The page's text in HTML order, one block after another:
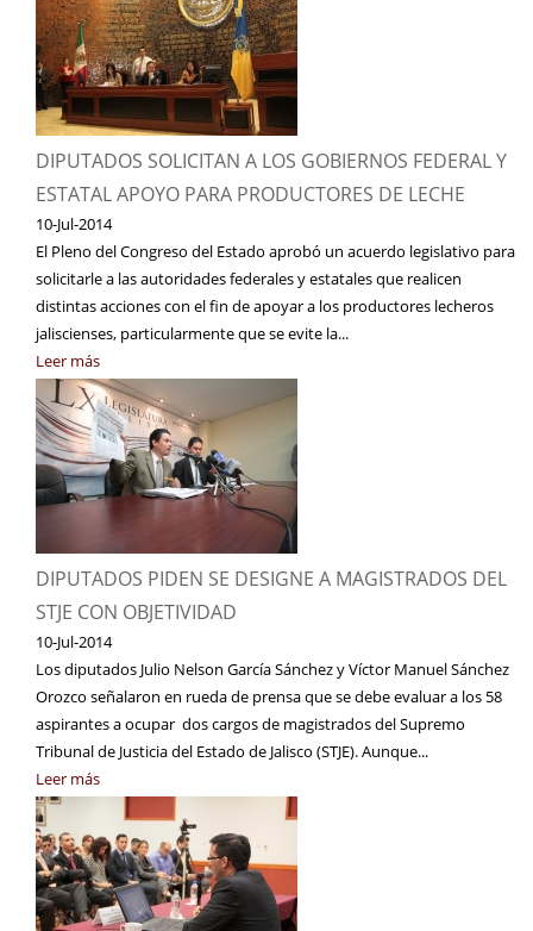
DIPUTADOS SOLICITAN A LOS GOBIERNOS FEDERAL Y
ESTATAL APOYO PARA PRODUCTORES DE LECHE
10-Jul-2014
El Pleno del Congreso del Estado aprobó un acuerdo legislativo para
solicitarle a las autoridades federales y estatales que realicen
distintas acciones con el fin de apoyar a los productores lecheros
jaliscienses, particularmente que se evite la...
Leer más
DIPUTADOS PIDEN SE DESIGNE A MAGISTRADOS DEL
STJE CON OBJETIVIDAD
10-Jul-2014
Los diputados Julio Nelson García Sánchez y Víctor Manuel Sánchez
Orozco señalaron en rueda de prensa que se debe evaluar a los 58
aspirantes a ocupar dos cargos de magistrados del Supremo
Tribunal de Justicia del Estado de Jalisco (STJE). Aunque...
Leer más